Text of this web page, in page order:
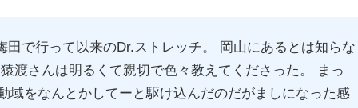
田で行って以来のDr.ストレッチ。 岡山にあるとは知らな
渡さんは明るくて親切で色々教えてくださった。 まっ
域をなんとかしてーと駆け込んだのだがましになった感